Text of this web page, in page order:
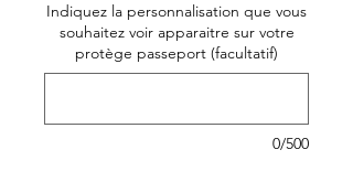
Indiquez la personnalisation que vous
souhaitez voir apparaitre sur votre
protège passeport (facultatif)
0/500